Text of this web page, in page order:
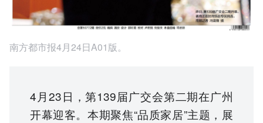
南方都市报4月24日A01版。
4月23日，第139届广交会第二期在广州
开幕迎客。本期聚焦“品质家居”主题，展